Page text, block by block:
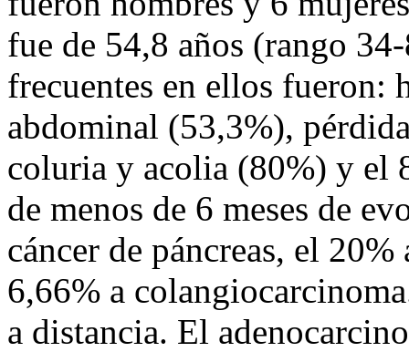
fue de 54,8 años (rango
frecuentes en ellos
abdominal (53,3%),
coluria y acolia (80%) y el
de menos de 6 meses de
cáncer de páncreas, el
6,66% a
a distancia. El